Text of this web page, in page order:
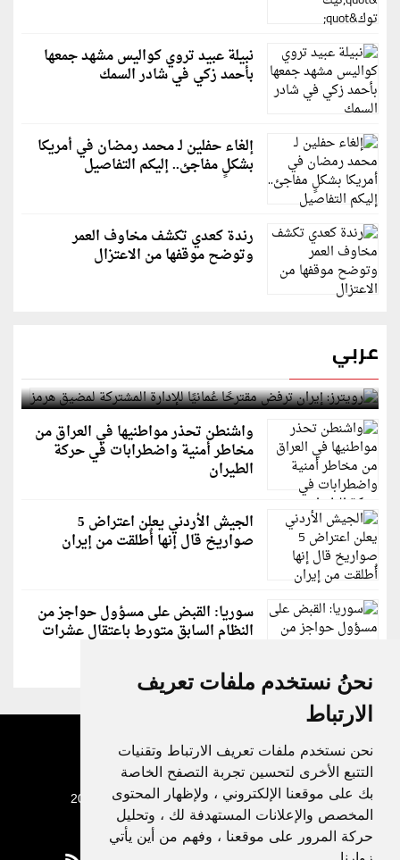
نحنُ نستخدم ملفات تعريف
الارتباط
نحن نستخدم ملفات تعريف الارتباط وتقنيات
التتبع الأخرى لتحسين تجربة التصفح الخاصة
بك على موقعنا الإلكتروني ، ولإظهار المحتوى
المخصص والإعلانات المستهدفة لك ، وتحليل
حركة المرور على موقعنا ، وفهم من أين يأتي
نبيلة عبيد تروي كواليس مشهد جمعها
بأحمد زكي في شادر السمك
إلغاء حفلين لـ محمد رمضان في أمريكا
بشكلٍ مفاجئ.. إليكم التفاصيل
رندة كعدي تكشف مخاوف العمر
وتوضح موقفها من الاعتزال
عربي
رويترز: إيران ترفض مقترحًا عُمانيًا للإدارة المشتركة
لمضيق هرمز
واشنطن تحذر مواطنيها في العراق من
مخاطر أمنية واضطرابات في حركة
الطيران
الجيش الأردني يعلن اعتراض 5
صواريخ قال إنها أُطلقت من إيران
سوريا: القبض على مسؤول حواجز من
النظام السابق متورط باعتقال عشرات
جميع الحقوق محفوظة لدنيا الوطن © 2003 - 2022